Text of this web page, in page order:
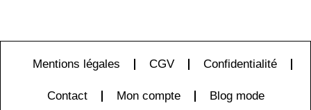
Mentions légales CGV Confidentialité
Contact Mon compte Blog mode